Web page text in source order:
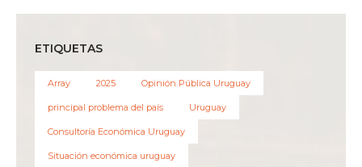
ETIQUETAS
Array 2025 Opinión Pública Uruguay
principal problema del país Uruguay
Consultoría Económica Uruguay
Situación económica uruguay